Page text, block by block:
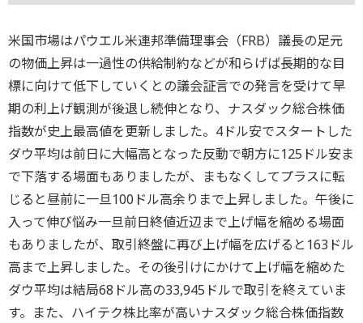
米国市場はパウエル米連邦準備理事会（FRB）議長の足元
の物価上昇は一過性の供給制約などが和らげば長期的な目
標に向けて低下していくとの議会証言での発言を受けて早
期の利上げ観測が後退し続伸となり、ナスダック総合株価
指数が史上最高値を更新しました。4ドル安でスタートした
ダウ平均は前日に大幅高となった反動で朝方に125ドル安ま
で下落する場面もありましたが、まもなくしてプラスに転
じると昼前に一旦100ドル高余りまで上昇しました。午後に
入って伸び悩み一旦前日終値近辺まで上げ幅を縮める場面
もありましたが、取引終盤に再び上げ幅を広げると163ドル
高まで上昇しました。その後引けにかけて上げ幅を縮めた
ダウ平均は結局68ドル高の33,945ドルで取引を終えていま
す。また、ハイテク株比率が高いナスダック総合株価指数